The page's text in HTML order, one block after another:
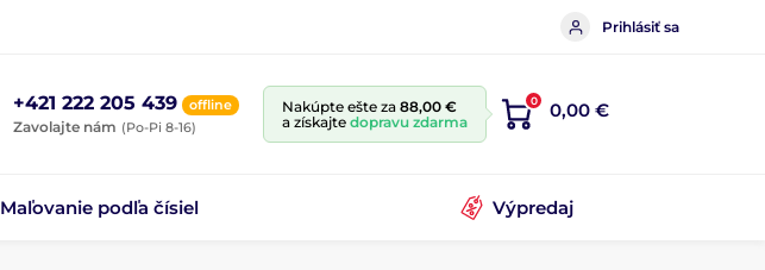
Prihlásiť sa
+421 222 205 439 offline
Zavolajte nám (Po-Pi 8-16)
Nakúpte ešte za 88,00 €
a získajte dopravu zdarma
0 0,00 €
Maľovanie podľa čísiel Výpredaj